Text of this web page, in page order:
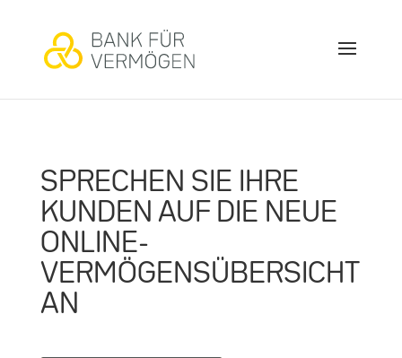
SPRECHEN SIE IHRE
KUNDEN AUF DIE NEUE
ONLINE-
VERMÖGENSÜBERSICHT
AN